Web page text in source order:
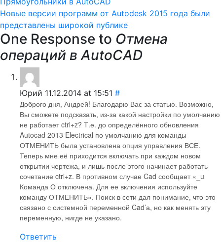
Новые версии программ от Autodesk 2015 года были
представлены широкой публике
One Response to Отмена
операций в AutoCAD
Юрий 11.12.2014 at 15:51 #
Доброго дня, Андрей! Благодарю Вас за статью. Возможно,
Вы сможете подсказать, из-за какой настройки по умолчанию
не работает ctrl+z? Т.е. до определённого обновления
Autocad 2013 Electrical по умолчанию для команды
ОТМЕНИТЬ была установлена опция управления ВСЕ.
Теперь мне её приходится включать при каждом новом
открытии чертежа, и лишь после этого начинает работать
сочетание ctrl+z. В противном случае Cad сообщает «_u
Команда О отключена. Для ее включения используйте
команду ОТМЕНИТЬ». Поиск в сети дал понимание, что это
связано с системной переменной Cad’а, но как менять эту
переменную, нигде не указано.
Ответить